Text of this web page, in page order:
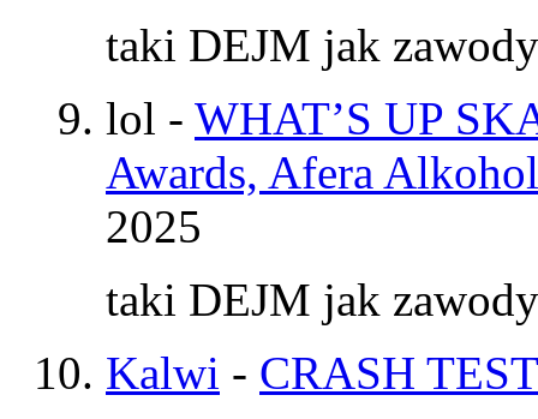
taki DEJM jak
lol - WHAT’S UP
Awards, Afera
2025
taki DEJM jak
Kalwi - CRASH